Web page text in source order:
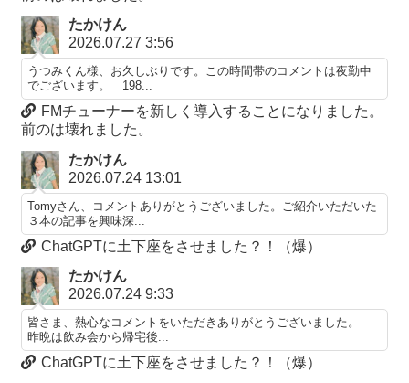
たかけん
2026.07.27 3:56
うつみくん様、お久しぶりです。この時間帯のコメントは夜勤中
でございます。 198...
FMチューナーを新しく導入することになりました。
前のは壊れました。
たかけん
2026.07.24 13:01
Tomyさん、コメントありがとうございました。ご紹介いただいた
３本の記事を興味深...
ChatGPTに土下座をさせました？！（爆）
たかけん
2026.07.24 9:33
皆さま、熱心なコメントをいただきありがとうございました。
昨晩は飲み会から帰宅後...
ChatGPTに土下座をさせました？！（爆）